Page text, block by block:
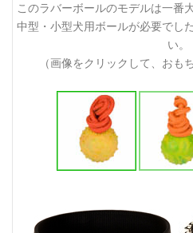
このラバーボールのモデルは一番
中型・小型犬用ボールが必要でし
い。
（画像をクリックして、おも